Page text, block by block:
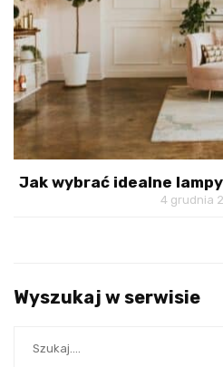
Jak wybrać idealne
4 grudnia
Wyszukaj w serwisie